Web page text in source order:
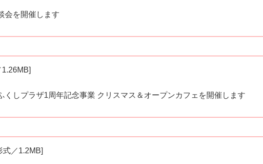
会を開催します
くしプラザ1周年記念事業 クリスマス＆オープンカフェを開催します
式／1.2MB]